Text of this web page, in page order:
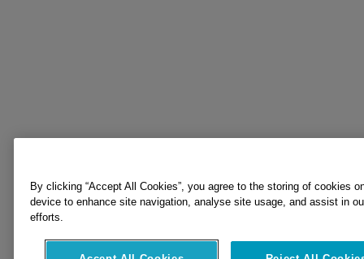
By clicking “Accept All Cookies”, you agree to the storing of cookies
device to enhance site navigation, analyse site usage, and assist in
efforts.
Accept All Cookies Reject All